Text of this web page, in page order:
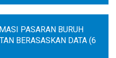
PASARAN BURUH
BERASASKAN DATA (6